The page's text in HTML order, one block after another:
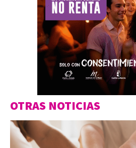
OTRAS NOTICIAS